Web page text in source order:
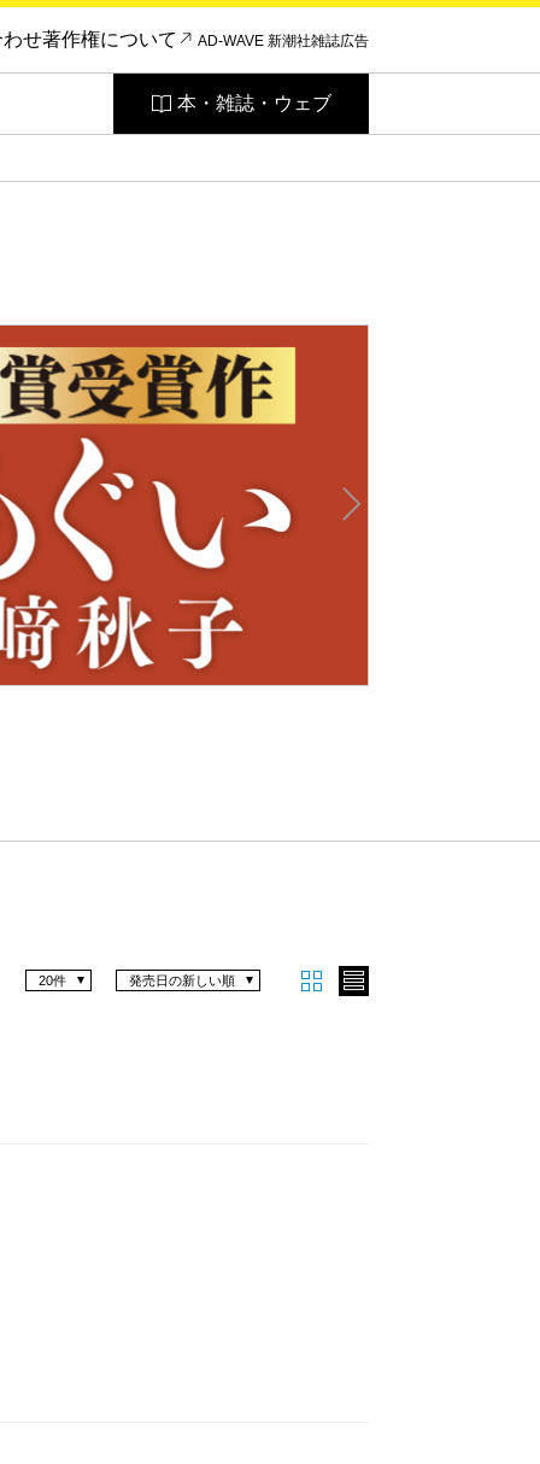
せ著作権について AD-WAVE 新潮社雑誌広告
本・雑誌・ウェブ
発売日の新しい順
20件